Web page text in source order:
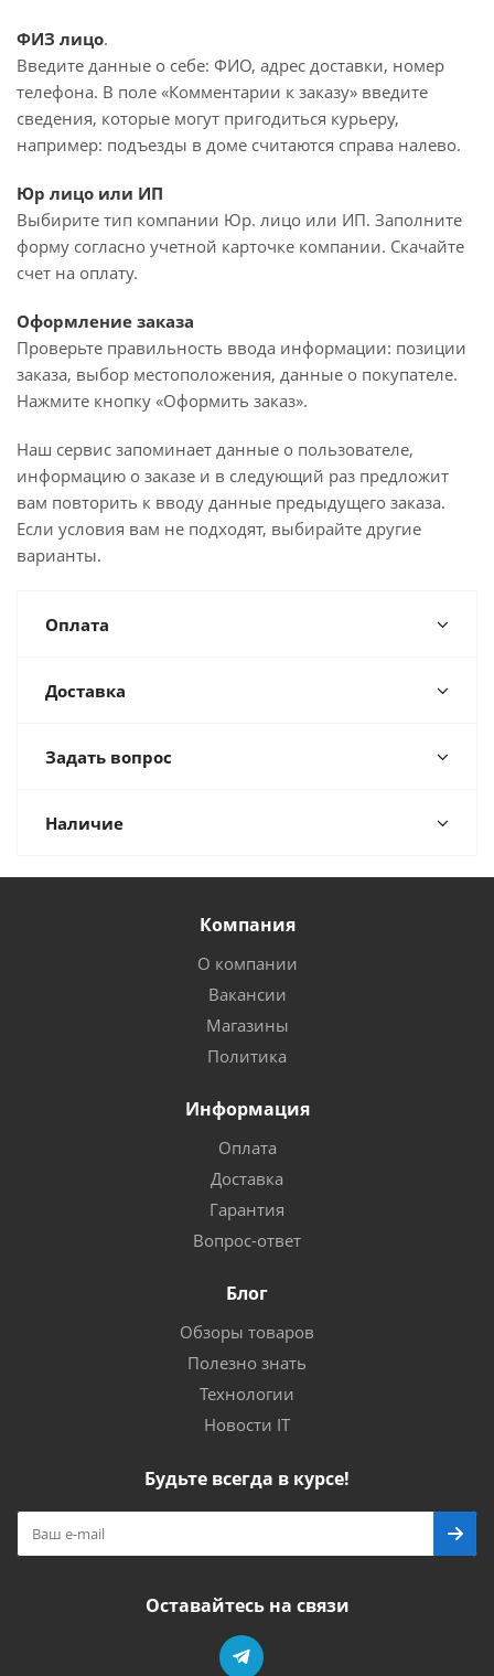
ФИЗ лицо.
Введите данные о себе: ФИО, адрес доставки, номер
телефона. В поле «Комментарии к заказу» введите
сведения, которые могут пригодиться курьеру,
например: подъезды в доме считаются справа налево.
Юр лицо или ИП
Выбирите тип компании Юр. лицо или ИП. Заполните
форму согласно учетной карточке компании. Скачайте
счет на оплату.
Оформление заказа
Проверьте правильность ввода информации: позиции
заказа, выбор местоположения, данные о покупателе.
Нажмите кнопку «Оформить заказ».
Наш сервис запоминает данные о пользователе,
информацию о заказе и в следующий раз предложит
вам повторить к вводу данные предыдущего заказа.
Если условия вам не подходят, выбирайте другие
варианты.
Оплата
Доставка
Задать вопрос
Наличие
Компания
О компании
Вакансии
Магазины
Политика
Информация
Оплата
Доставка
Гарантия
Вопрос-ответ
Блог
Обзоры товаров
Полезно знать
Технологии
Новости IT
Будьте всегда в курсе!
Оставайтесь на связи